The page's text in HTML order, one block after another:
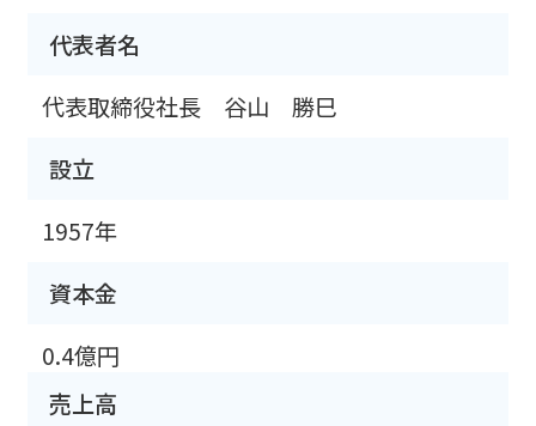
代表者名
代表取締役社長 谷山 勝巳
設立
1957年
資本金
0.4億円
売上高